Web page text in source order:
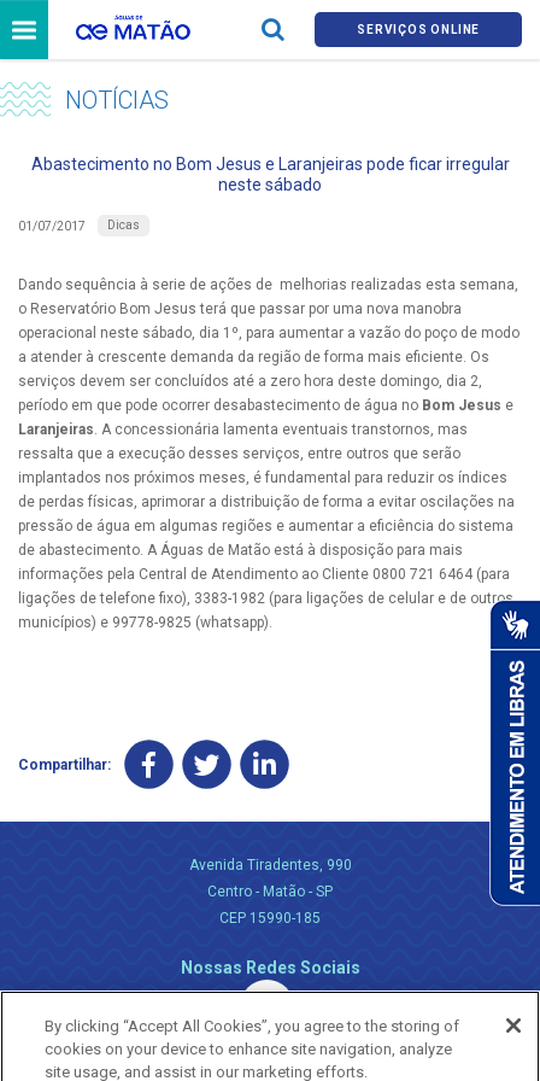
SERVIÇOS ONLINE
NOTÍCIAS
Abastecimento no Bom Jesus e Laranjeiras pode ficar irregular
neste sábado
01/07/2017 Dicas
Dando sequência à serie de ações de melhorias realizadas esta semana,
o Reservatório Bom Jesus terá que passar por uma nova manobra
operacional neste sábado, dia 1º, para aumentar a vazão do poço de modo
a atender à crescente demanda da região de forma mais eficiente. Os
serviços devem ser concluídos até a zero hora deste domingo, dia 2,
período em que pode ocorrer desabastecimento de água no Bom Jesus e
Laranjeiras. A concessionária lamenta eventuais transtornos, mas
ressalta que a execução desses serviços, entre outros que serão
implantados nos próximos meses, é fundamental para reduzir os índices
de perdas físicas, aprimorar a distribuição de forma a evitar oscilações na
pressão de água em algumas regiões e aumentar a eficiência do sistema
de abastecimento. A Águas de Matão está à disposição para mais
informações pela Central de Atendimento ao Cliente 0800 721 6464 (para
ligações de telefone fixo), 3383-1982 (para ligações de celular e de outros
municípios) e 99778-9825 (whatsapp).
Compartilhar:
Avenida Tiradentes, 990
Centro - Matão - SP
CEP 15990-185
Nossas Redes Sociais
By clicking “Accept All Cookies”, you agree to the storing of
cookies on your device to enhance site navigation, analyze
site usage, and assist in our marketing efforts.